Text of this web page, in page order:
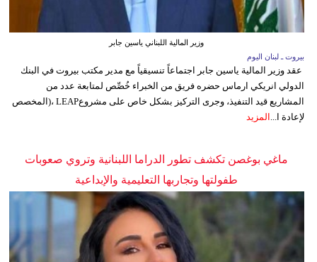
وزير المالية اللبناني ياسين جابر
بيروت ـ لبنان اليوم
عقد وزير المالية ياسين جابر اجتماعاً تنسيقياً مع مدير مكتب بيروت في البنك
الدولي انريكي ارماس حضره فريق من الخبراء خُصِّص لمتابعة عدد من
المشاريع قيد التنفيذ، وجرى التركيز بشكل خاص على مشروعLEAP ،(المخصص
لإعادة ا... المزيد
ماغي بوغصن تكشف تطور الدراما اللبنانية وتروي صعوبات
طفولتها وتجاربها التعليمية والإبداعية